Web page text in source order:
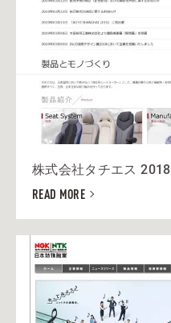
株式会社タチエス 2018
READ MORE